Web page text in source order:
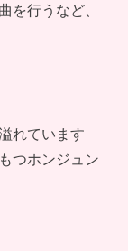
を行うなど、
れています
つホンジュン